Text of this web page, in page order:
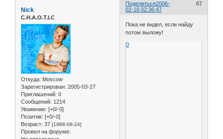
Поделиться 67
2006-
02-16 02:36:47
Nick
C.H.A.O.T.I.C
Откуда: Moscow
Зарегистрирован: 2005-03-27
Приглашений: 0
Сообщений: 1214
Уважение: [+0/-0]
Позитив: [+0/-0]
Возраст: 37 [1988-08-24]
Провел на форуме:
Пока не видел, если найду
потом выложу!
0